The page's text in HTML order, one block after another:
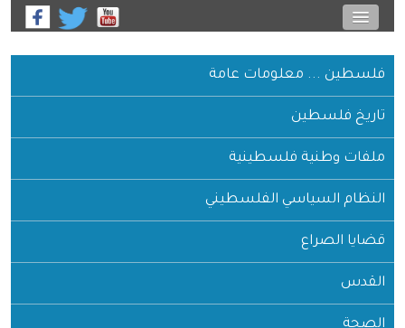
فلسطين ... معلومات عامة
تاريخ فلسطين
ملفات وطنية فلسطينية
النظام السياسي الفلسطيني
قضايا الصراع
القدس
الصحة